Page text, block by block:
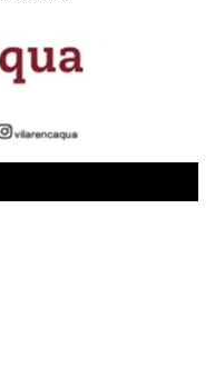
Alguns
tècnics del